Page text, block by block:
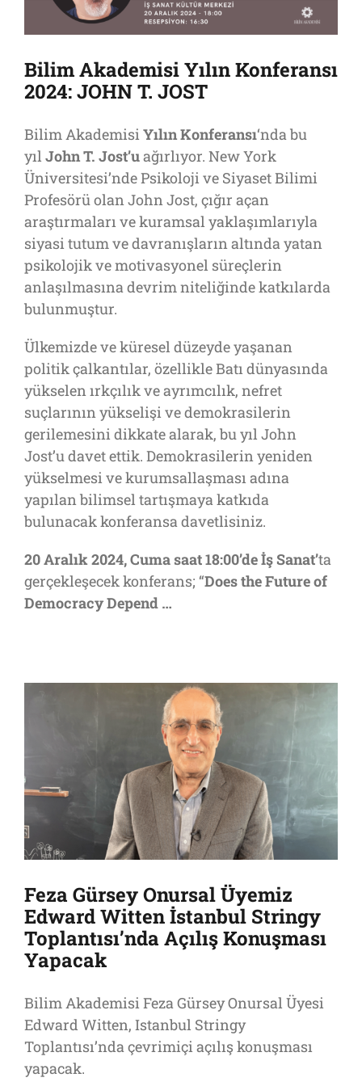
Bilim Akademisi Yılın Konferansı
2024: JOHN T. JOST
Bilim AkademisiYılın Konferansı‘nda bu
yıl John T. Jost’uağırlıyor. New York
Üniversitesi’nde Psikoloji ve Siyaset Bilimi
Profesörü olan John Jost, çığır açan
araştırmaları ve kuramsal yaklaşımlarıyla
siyasi tutum ve davranışların altında yatan
psikolojik ve motivasyonel süreçlerin
anlaşılmasına devrim niteliğinde katkılarda
bulunmuştur.
Ülkemizde ve küresel düzeyde yaşanan
politik çalkantılar, özellikle Batı dünyasında
yükselen ırkçılık ve ayrımcılık, nefret
suçlarının yükselişi ve demokrasilerin
gerilemesini dikkate alarak, bu yıl John
Jost’u davet ettik. Demokrasilerin yeniden
yükselmesi ve kurumsallaşması adına
yapılan bilimsel tartışmaya katkıda
bulunacak konferansa davetlisiniz.
20 Aralık 2024, Cuma saat 18:00’de İş Sanat’ta
gerçekleşecek konferans; “Does the Future of
Democracy Depend …
Feza Gürsey Onursal Üyemiz
Edward Witten İstanbul Stringy
Toplantısı’nda Açılış Konuşması
Yapacak
Bilim Akademisi Feza Gürsey Onursal Üyesi
Edward Witten, Istanbul Stringy
Toplantısı’nda çevrimiçi açılış konuşması
yapacak.